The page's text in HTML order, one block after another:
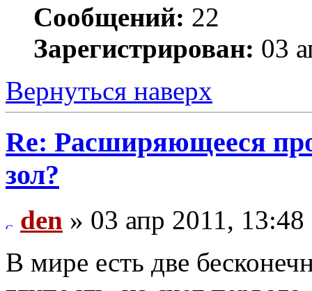
Сообщений: 22
Зарегистрирован: 03
Вернуться наверх
Re: Расширяющееся
зол?
den » 03 апр 2011, 13:48
В мире есть две